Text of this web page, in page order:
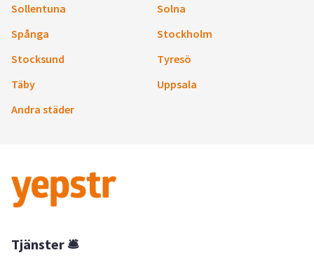
Sollentuna
Solna
Spånga
Stockholm
Stocksund
Tyresö
Täby
Uppsala
Andra städer
Tjänster 🛎